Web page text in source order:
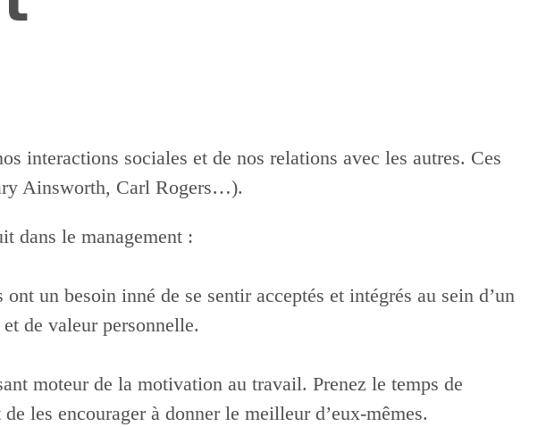
interactions sociales et de nos relations avec les autres. Ces
Ainsworth, Carl Rogers…).
dans le management :
un besoin inné de se sentir acceptés et intégrés au sein d’un
de valeur personnelle.
de la motivation au travail. Prenez le temps de
les encourager à donner le meilleur d’eux-mêmes.